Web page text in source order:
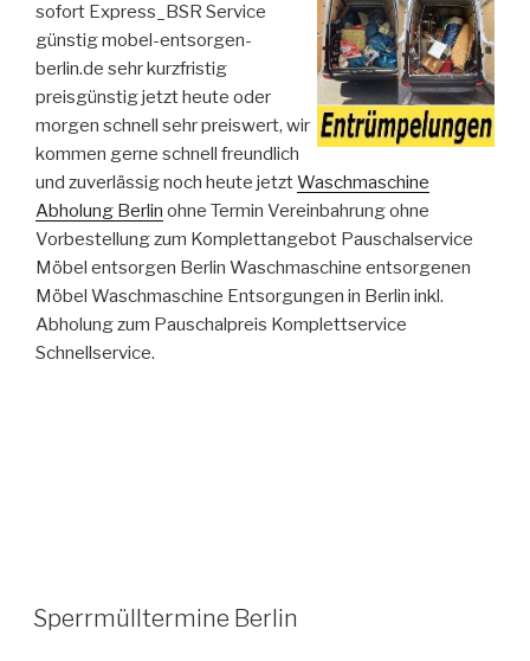
sofort Express_BSR Service
günstig mobel-entsorgen-
berlin.de sehr kurzfristig
preisgünstig jetzt heute oder
morgen schnell sehr preiswert, wir
kommen gerne schnell freundlich
und zuverlässig noch heute jetztWaschmaschine
Abholung Berlin ohne Termin Vereinbahrung ohne
Vorbestellung zum Komplettangebot Pauschalservice
Möbel entsorgen Berlin Waschmaschine entsorgenen
Möbel Waschmaschine Entsorgungen in Berlin inkl.
Abholung zum Pauschalpreis Komplettservice
Schnellservice.
VERÖFFENTLICHT
AM
Sperrmülltermine Berlin